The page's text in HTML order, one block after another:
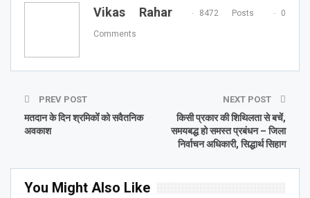
Vikas Rahar 8472 Posts 0
Comments
PREV POST
मतदान के दिन श्रमिकोंं को सवैतनिक
अवकाश
NEXT POST
किसी प्रकार की शिथिलता से बचें,
समयबद्ध हो समस्त प्रबंधन – जिला
निर्वाचन अधिकारी, सिद्धार्थ सिहाग
You Might Also Like